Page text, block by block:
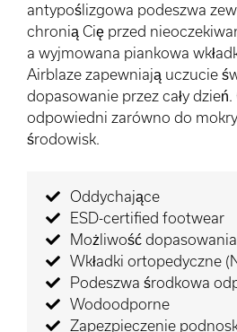
antypoślizgowa podeszwa
chronią Cię przed
a wyjmowana piankowa
Airblaze zapewniają uczucie
dopasowanie przez cały
odpowiedni zarówno do
środowisk.
Oddychające
ESD-certified footwear
Możliwość dopasowania
Wkładki ortopedyczne
Podeszwa środkowa
Wodoodporne
Zapezpieczenie